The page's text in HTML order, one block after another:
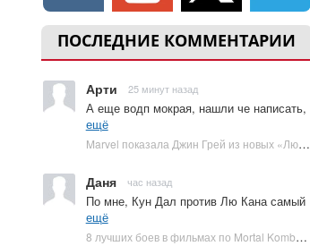
ПОСЛЕДНИЕ КОММЕНТАРИИ
Арти 25 минут назад
А еще водп мокрая, нашли че написать,
ещё
Marvel показала Джин Грей из новых «Людей Икс» | Plugged In Ru
Даня час назад
По мне, Кун Дал против Лю Кана самый
ещё
8 лучших боев в фильмах по Mortal Kombat: от «Смертельной битвы» до «Мортал Комбат 2» | Plugged In Ru